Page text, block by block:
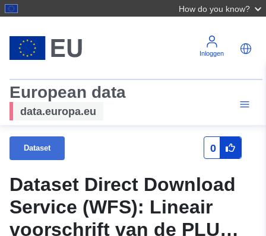
How do you know?
Inloggen
European data
data.europa.eu
Dataset 0
Dataset Direct Download
Service (WFS): Lineair
voorschrift van de PLU